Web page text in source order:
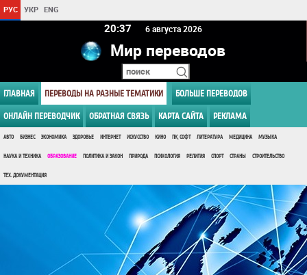
РУС УКР ENG
20:37 6 августа 2026
Мир переводов
ГЛАВНАЯ ПЕРЕВОДЫ НА РАЗНЫЕ ТЕМАТИКИ БОЛЬШЕ ПЕРЕВОДОВ
ОНЛАЙН ПЕРЕВОДЧИК ОБРАТНАЯ СВЯЗЬ КАРТА САЙТА РЕКЛАМА
АВТО БИЗНЕС ЭКОНОМИКА ЗДОРОВЬЕ ИНТЕРНЕТ ИСКУССТВО КИНО ПК, СОФТ ЛИТЕРАТУРА МЕДИЦИНА МУЗЫКА
НАУКА И ТЕХНИКА ОБРАЗОВАНИЕ ПОЛИТИКА И ЗАКОН ПРИРОДА ПСИХОЛОГИЯ РЕЛИГИЯ СПОРТ СТРАНЫ СТРОИТЕЛЬСТВО
ТЕХ. ДОКУМЕНТАЦИЯ